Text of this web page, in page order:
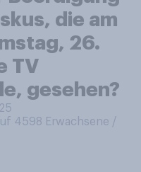
die am
26.
TV
gesehen?
4598 Erwachsene /